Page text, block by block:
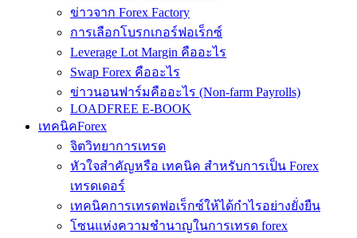
ข่าวจาก Forex Factory
การเลือกโบรกเกอร์ฟอเร็กซ์
Leverage Lot Margin คืออะไร
Swap Forex คืออะไร
ข่าวนอนฟาร์มคืออะไร (Non-farm Payrolls)
LOADFREE E-BOOK
เทคนิคForex
จิตวิทยาการเทรด
หัวใจสำคัญหรือ เทคนิค สำหรับการเป็น Forex
เทรดเดอร์
เทคนิคการเทรดฟอเร็กซ์ให้ได้กำไรอย่างยั่งยืน
โซนแห่งความชำนาญในการเทรด forex